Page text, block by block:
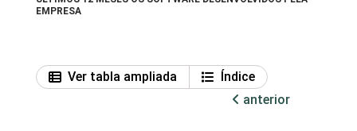
EMPRESA
Ver tabla ampliada
Índice
anterior